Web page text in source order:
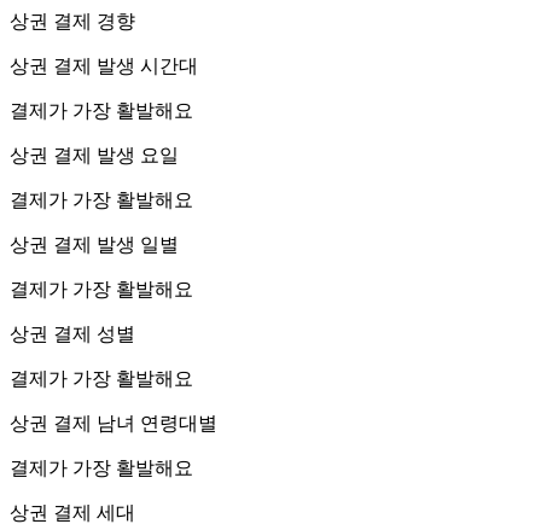
상권 결제 경향
상권 결제 발생 시간대
결제가 가장 활발해요
상권 결제 발생 요일
결제가 가장 활발해요
상권 결제 발생 일별
결제가 가장 활발해요
상권 결제 성별
결제가 가장 활발해요
상권 결제 남녀 연령대별
결제가 가장 활발해요
상권 결제 세대